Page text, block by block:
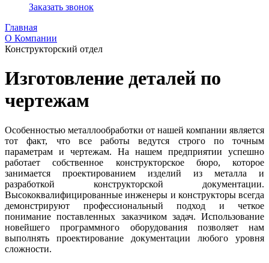
Заказать звонок
Главная
О Компании
Конструкторский отдел
Изготовление деталей по
чертежам
Особенностью металлообработки от нашей компании является
тот факт, что все работы ведутся строго по точным
параметрам и чертежам. На нашем предприятии успешно
работает собственное конструкторское бюро, которое
занимается проектированием изделий из металла и
разработкой конструкторской документации.
Высококвалифицированные инженеры и конструкторы всегда
демонстрируют профессиональный подход и четкое
понимание поставленных заказчиком задач. Использование
новейшего программного оборудования позволяет нам
выполнять проектирование документации любого уровня
сложности.